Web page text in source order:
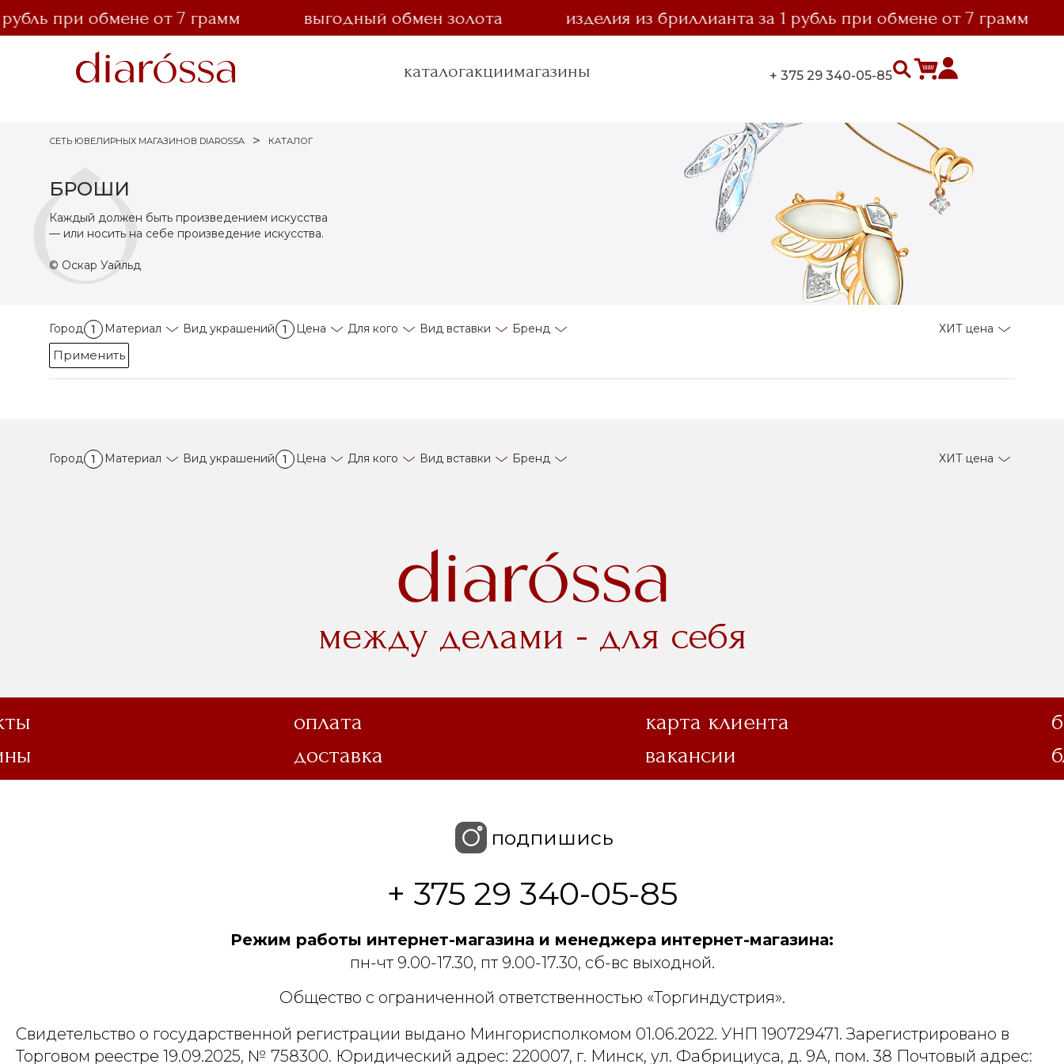
при обмене от 7 грамм выгодный обмен золота изделия из бриллианта за 1 рубль при обмене от 7 грамм
каталогакциимагазины + 375 29 340-05-85
СЕТЬ ЮВЕЛИРНЫХ МАГАЗИНОВ DIAROSSA КАТАЛОГ
БРОШИ
Каждый должен быть произведением искусства
— или носить на себе произведение искусства.
© Оскар Уайльд
Город 1 Материал Вид украшений 1 Цена Для кого Вид вставки Бренд ХИТ цена
Применить
Город 1 Материал Вид украшений 1 Цена Для кого Вид вставки Бренд ХИТ цена
между делами - для себя
оплата карта клиента
доставка вакансии
подпишись
+ 375 29 340-05-85
Режим работы интернет-магазина и менеджера интернет-магазина:
пн-чт 9.00-17.30, пт 9.00-17.30, сб-вс выходной.
Общество с ограниченной ответственностью «Торгиндустрия».
Свидетельство о государственной регистрации выдано Мингорисполкомом 01.06.2022. УНП 190729471. Зарегистрировано в
Торговом реестре 19.09.2025, № 758300. Юридический адрес: 220007, г. Минск, ул. Фабрициуса, д. 9А, пом. 38 Почтовый адрес: